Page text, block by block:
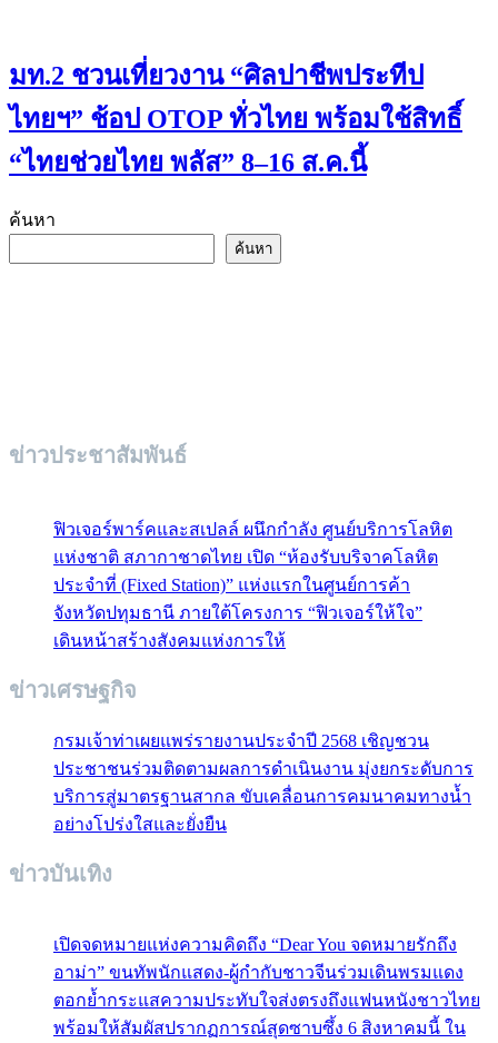
มท.2 ชวนเที่ยวงาน “ศิลปาชีพประทีป
ไทยฯ” ช้อป OTOP ทั่วไทย พร้อมใช้สิทธิ์
“ไทยช่วยไทย พลัส” 8–16 ส.ค.นี้
ค้นหา
ค้นหา
ข่าวประชาสัมพันธ์
ฟิวเจอร์พาร์คและสเปลล์ ผนึกกำลัง ศูนย์บริการโลหิต
แห่งชาติ สภากาชาดไทย เปิด “ห้องรับบริจาคโลหิต
ประจำที่ (Fixed Station)” แห่งแรกในศูนย์การค้า
จังหวัดปทุมธานี ภายใต้โครงการ “ฟิวเจอร์ให้ใจ”
เดินหน้าสร้างสังคมแห่งการให้
ข่าวเศรษฐกิจ
กรมเจ้าท่าเผยแพร่รายงานประจำปี 2568 เชิญชวน
ประชาชนร่วมติดตามผลการดำเนินงาน มุ่งยกระดับการ
บริการสู่มาตรฐานสากล ขับเคลื่อนการคมนาคมทางน้ำ
อย่างโปร่งใสและยั่งยืน
ข่าวบันเทิง
เปิดจดหมายแห่งความคิดถึง “Dear You จดหมายรักถึง
อาม่า” ขนทัพนักแสดง-ผู้กำกับชาวจีนร่วมเดินพรมแดง
ตอกย้ำกระแสความประทับใจส่งตรงถึงแฟนหนังชาวไทย
พร้อมให้สัมผัสปรากฏการณ์สุดซาบซึ้ง 6 สิงหาคมนี้ ใน